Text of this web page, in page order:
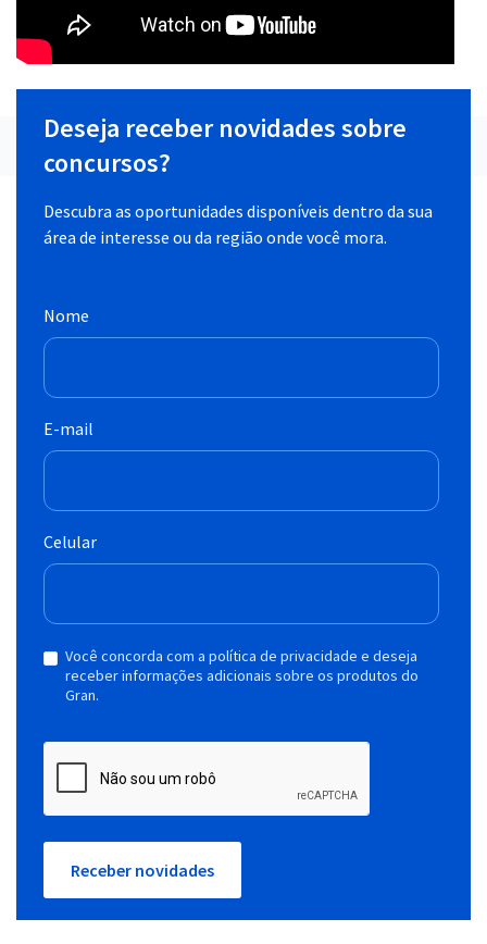
Deseja receber novidades sobre
concursos?
Descubra as oportunidades disponíveis dentro da sua
área de interesse ou da região onde você mora.
Nome
E-mail
Celular
Você concorda com a política de privacidade e deseja
receber informações adicionais sobre os produtos do
Gran.
Receber novidades